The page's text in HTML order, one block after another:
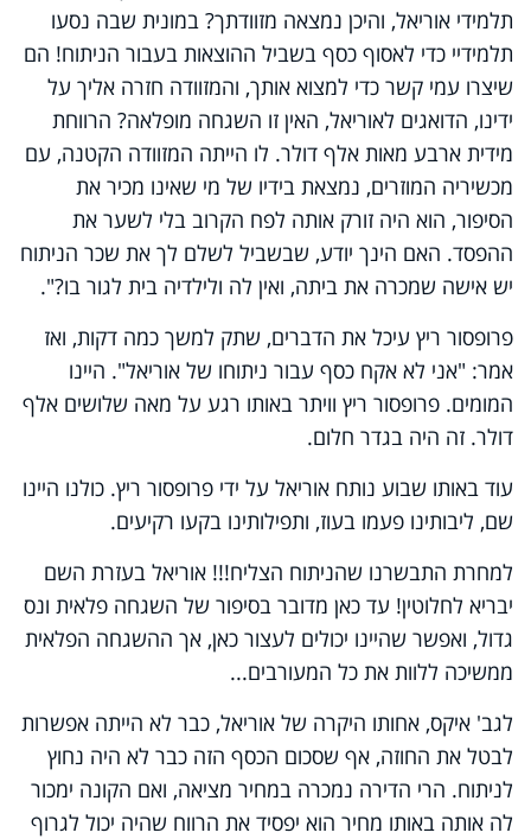
תלמידי אוריאל, והיכן נמצאה מזוודתך? במונית שבה נסעו
תלמידיי כדי לאסוף כסף בשביל ההוצאות בעבור הניתוח! הם
שיצרו עמי קשר כדי למצוא אותך, והמזוודה חזרה אליך על
ידינו, הדואגים לאוריאל, האין זו השגחה מופלאה? הרווחת
מידית ארבע מאות אלף דולר. לו הייתה המזוודה הקטנה, עם
מכשיריה המוזרים, נמצאת בידיו של מי שאינו מכיר את
הסיפור, הוא היה זורק אותה לפח הקרוב בלי לשער את
ההפסד. האם הינך יודע, שבשביל לשלם לך את שכר הניתוח
יש אישה שמכרה את ביתה, ואין לה ולילדיה בית לגור בו?".
פרופסור ריץ עיכל את הדברים, שתק למשך כמה דקות, ואז
אמר: "אני לא אקח כסף עבור ניתוחו של אוריאל". היינו
המומים. פרופסור ריץ וויתר באותו רגע על מאה שלושים אלף
דולר. זה היה בגדר חלום.
עוד באותו שבוע נותח אוריאל על ידי פרופסור ריץ. כולנו היינו
שם, ליבותינו פעמו בעוז, ותפילותינו בקעו רקיעים.
למחרת התבשרנו שהניתוח הצליח!!! אוריאל בעזרת השם
יבריא לחלוטין! עד כאן מדובר בסיפור של השגחה פלאית ונס
גדול, ואפשר שהיינו יכולים לעצור כאן, אך ההשגחה הפלאית
ממשיכה ללוות את כל המעורבים...
לגב' איקס, אחותו היקרה של אוריאל, כבר לא הייתה אפשרות
לבטל את החוזה, אף שסכום הכסף הזה כבר לא היה נחוץ
לניתוח. הרי הדירה נמכרה במחיר מציאה, ואם הקונה ימכור
לה אותה באותו מחיר הוא יפסיד את הרווח שהיה יכול לגרוף